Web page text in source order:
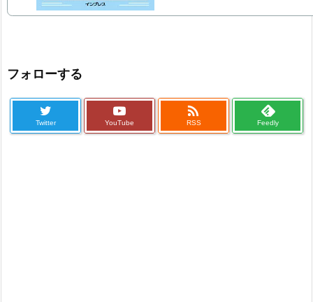
フォローする
Twitter YouTube

RSS Feedly